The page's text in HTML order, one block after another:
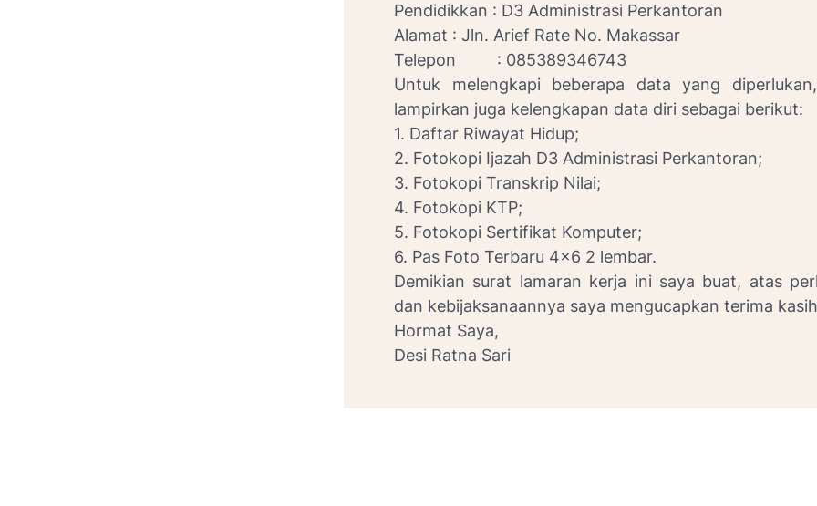
Pendidikkan : D3 Administrasi Perkantoran
Alamat : Jln. Arief Rate No. Makassar
Telepon : 085389346743
Untuk melengkapi beberapa data yang
lampirkan juga kelengkapan data diri sebagai berikut:
1. Daftar Riwayat Hidup;
2. Fotokopi Ijazah D3 Administrasi Perkantoran;
3. Fotokopi Transkrip Nilai;
4. Fotokopi KTP;
5. Fotokopi Sertifikat Komputer;
6. Pas Foto Terbaru 4×6 2 lembar.
Demikian surat lamaran kerja ini saya buat, atas
dan kebijaksanaannya saya mengucapkan terima
Hormat Saya,
Desi Ratna Sari